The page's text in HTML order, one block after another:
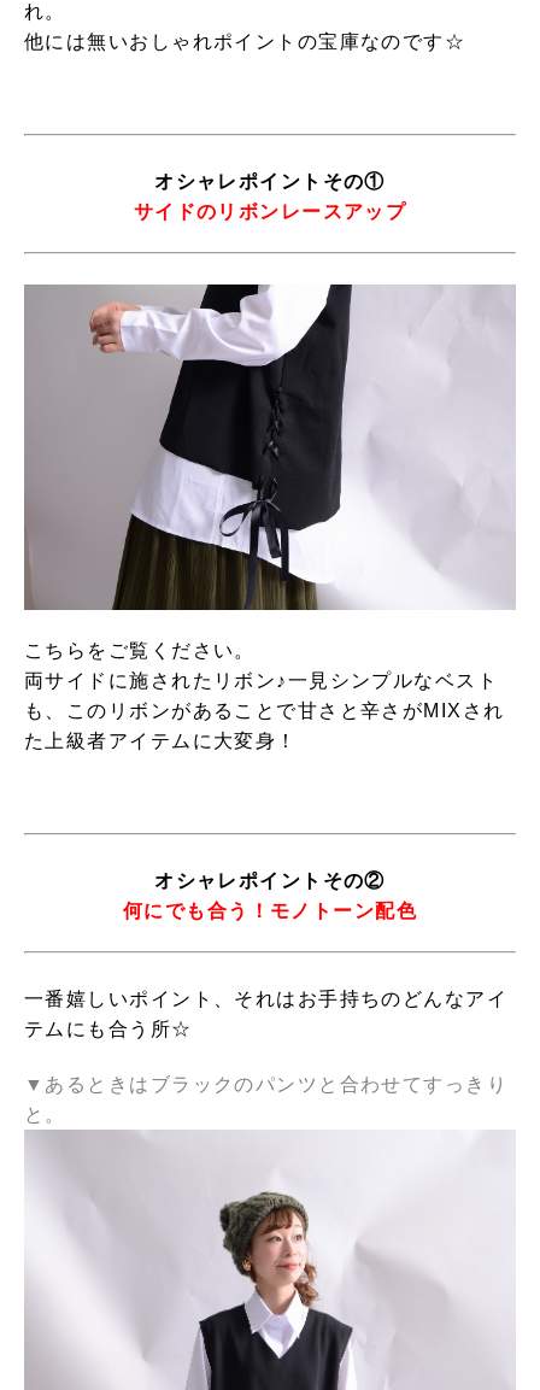
れ。
他には無いおしゃれポイントの宝庫なのです☆
オシャレポイントその①
サイドのリボンレースアップ
こちらをご覧ください。
両サイドに施されたリボン♪一見シンプルなベスト
も、このリボンがあることで甘さと辛さがMIXされ
た上級者アイテムに大変身！
オシャレポイントその②
何にでも合う！モノトーン配色
一番嬉しいポイント、それはお手持ちのどんなアイ
テムにも合う所☆
▼あるときはブラックのパンツと合わせてすっきり
と。